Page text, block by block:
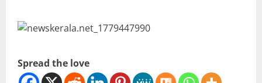
Spread the love